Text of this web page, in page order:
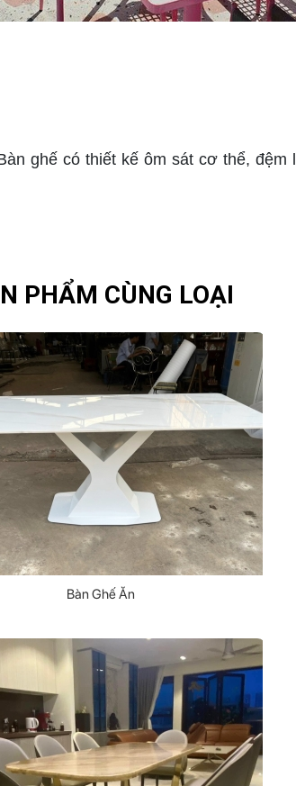
ghế có thiết kế ôm sát cơ thể,
PHẨM CÙNG LOẠI
Bàn Ghế Ăn